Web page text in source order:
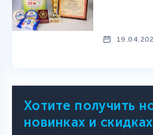
Хотите получить
новинках и